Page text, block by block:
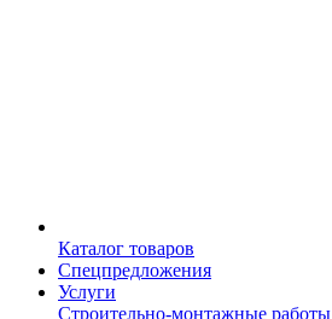
Каталог товаров
Спецпредложения
Услуги
Строительно-монтажные работы